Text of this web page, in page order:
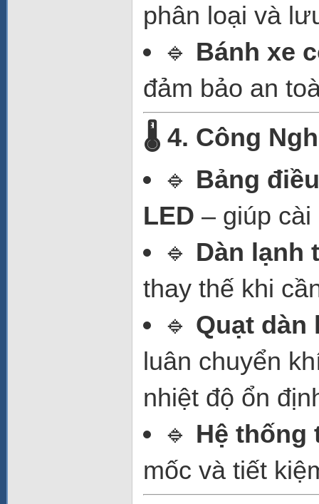
phân loại và
🔹 Bánh xe
đảm bảo an
🌡️ 4. Công
🔹 Bảng
LED – giúp
🔹 Dàn lạnh
thay thế khi
🔹 Quạt dàn
luân chuyển
nhiệt độ ổn
🔹 Hệ
mốc và tiết